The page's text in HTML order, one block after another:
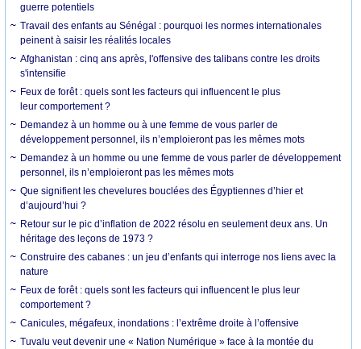
guerre potentiels
Travail des enfants au Sénégal : pourquoi les normes internationales
peinent à saisir les réalités locales
Afghanistan : cinq ans après, l'offensive des talibans contre les droits
s'intensifie
Feux de forêt : quels sont les facteurs qui influencent le plus
leur comportement ?
Demandez à un homme ou à une femme de vous parler de
développement personnel, ils n’emploieront pas les mêmes mots
Demandez à un homme ou une femme de vous parler de développement
personnel, ils n’emploieront pas les mêmes mots
Que signifient les chevelures bouclées des Égyptiennes d’hier et
d’aujourd’hui ?
Retour sur le pic d’inflation de 2022 résolu en seulement deux ans. Un
héritage des leçons de 1973 ?
Construire des cabanes : un jeu d’enfants qui interroge nos liens avec la
nature
Feux de forêt : quels sont les facteurs qui influencent le plus leur
comportement ?
Canicules, mégafeux, inondations : l’extrême droite à l’offensive
Tuvalu veut devenir une « Nation Numérique » face à la montée du